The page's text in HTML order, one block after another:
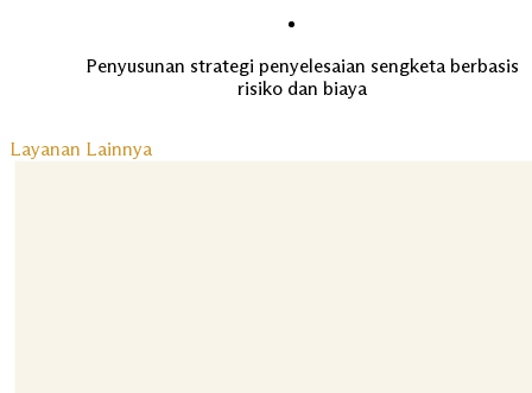
Penyusunan strategi penyelesaian sengketa berbasis
risiko dan biaya
Layanan Lainnya